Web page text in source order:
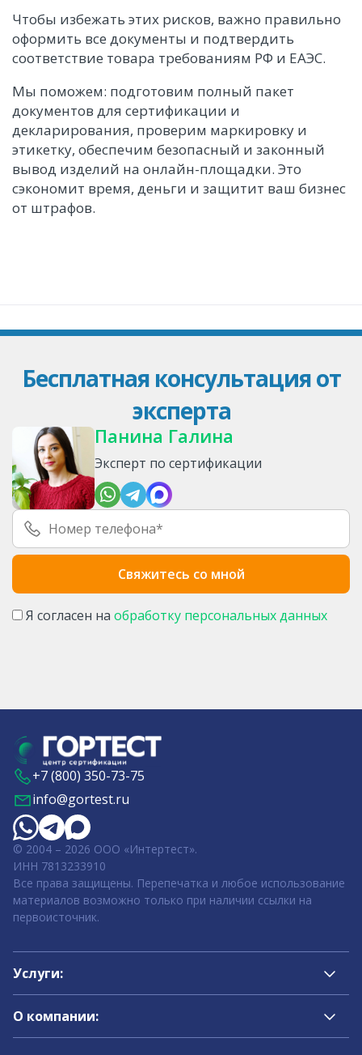
Чтобы избежать этих рисков, важно правильно
оформить все документы и подтвердить
соответствие товара требованиям РФ и ЕАЭС.
Мы поможем: подготовим полный пакет
документов для сертификации и
декларирования, проверим маркировку и
этикетку, обеспечим безопасный и законный
вывод изделий на онлайн-площадки. Это
сэкономит время, деньги и защитит ваш бизнес
от штрафов.
Бесплатная консультация от
эксперта
Панина Галина
Эксперт по сертификации
Я согласен на обработку персональных данных
+7 (800) 350-73-75
info@gortest.ru
© 2004 – 2026 ООО «Интертест».
ИНН 7813233910
Все права защищены. Перепечатка и любое использование
материалов возможно только при наличии ссылки на
первоисточник.
Услуги:
О компании: